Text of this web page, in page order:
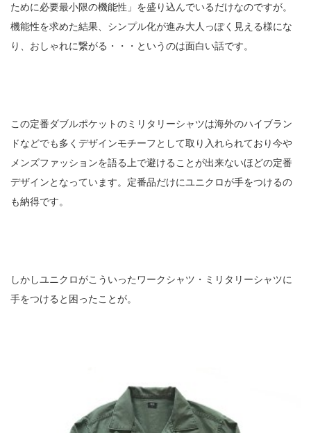
ために必要最小限の機能性」を盛り込んでいるだけなのですが。
機能性を求めた結果、シンプル化が進み大人っぽく見える様にな
り、おしゃれに繋がる・・・というのは面白い話です。
この定番ダブルポケットのミリタリーシャツは海外のハイブラン
ドなどでも多くデザインモチーフとして取り入れられており今や
メンズファッションを語る上で避けることが出来ないほどの定番
デザインとなっています。定番品だけにユニクロが手をつけるの
も納得です。
しかしユニクロがこういったワークシャツ・ミリタリーシャツに
手をつけると困ったことが。